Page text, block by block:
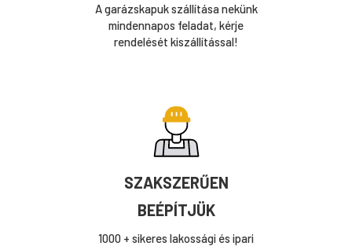
A garázskapuk szállítása nekünk
mindennapos feladat, kérje
rendelését kiszállítással!
SZAKSZERŰEN
BEÉPÍTJÜK
1000 + sikeres lakossági és ipari